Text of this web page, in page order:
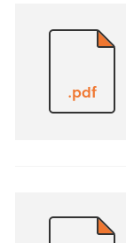
.pdf